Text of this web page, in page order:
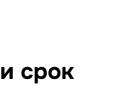
срок